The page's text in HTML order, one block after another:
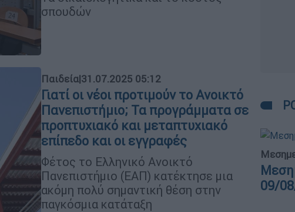
σπουδών
Παιδεία|31.07.2025 05:12
Γιατί οι νέοι προτιμούν το Ανοικτό
Πανεπιστήμιο; Τα προγράμματα σε
προπτυχιακό και μεταπτυχιακό
επίπεδο και οι εγγραφές
Φέτος το Ελληνικό Ανοικτό
Πανεπιστήμιο (ΕΑΠ) κατέκτησε μια
ακόμη πολύ σημαντική θέση στην
παγκόσμια κατάταξη
09/